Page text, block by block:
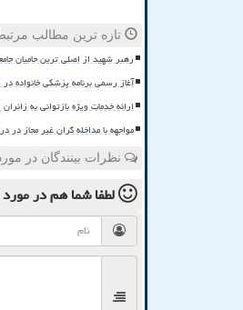
تازه ترین مطالب
رهبر شهید از اصلی ترین حامیان
آغاز رسمی برنامه پزشکی خانواده در ۲۰ شهر فاز دوم
ارائه خدمات ویژه بازتوانی به زائران
مواجهه با مداخله گران غیر مجاز در
نظرات بینندگان در
لطفا شما همدر